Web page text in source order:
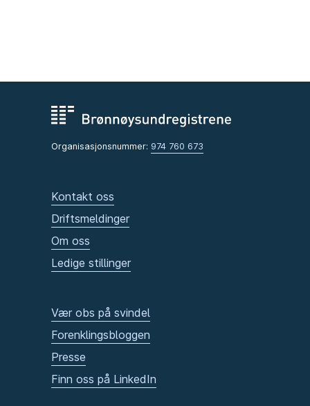
Organisasjonsnummer: 974 760 673
Kontakt oss
Driftsmeldinger
Om oss
Ledige stillinger
Vær obs på svindel
Forenklingsbloggen
Presse
Finn oss på LinkedIn